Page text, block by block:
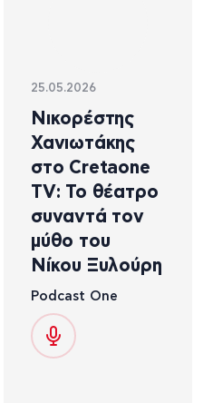
25.05.2026
Νικορέστης
Χανιωτάκης
στο Cretaone
TV: Το θέατρο
συναντά τον
μύθο του
Νίκου Ξυλούρη
Podcast One